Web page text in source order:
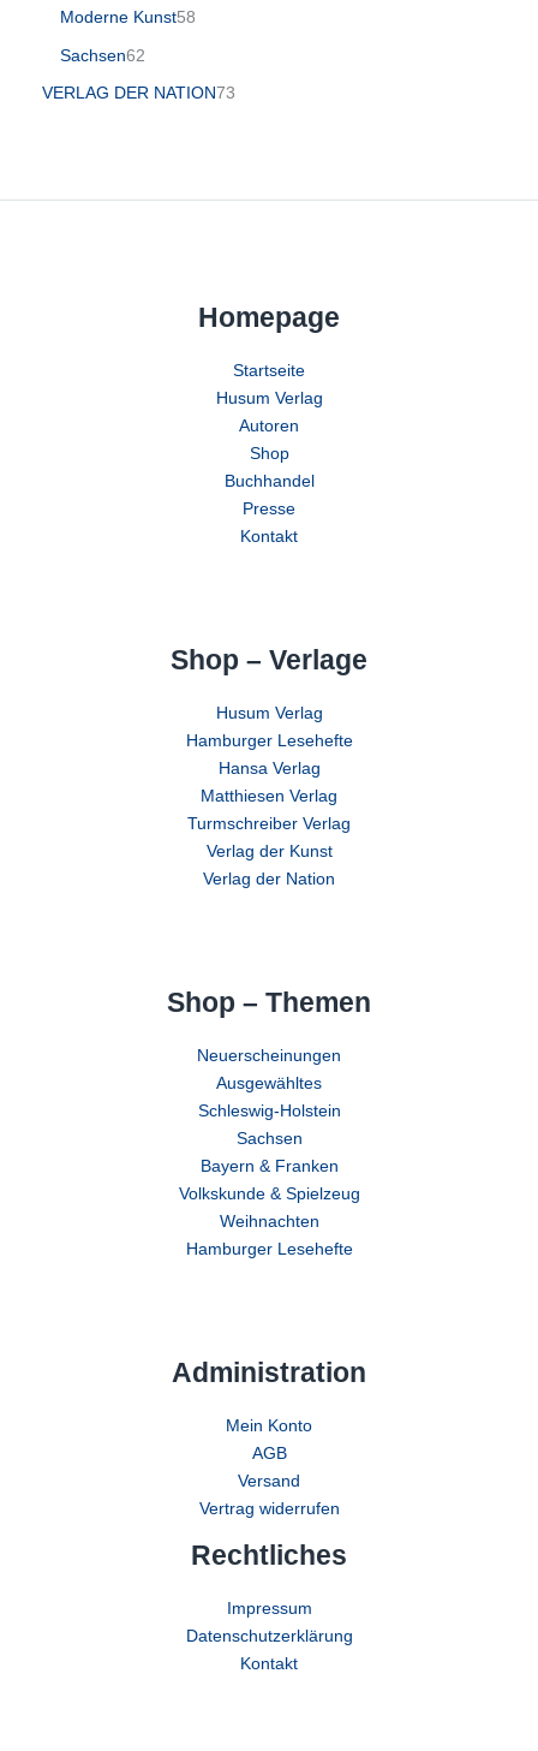
Moderne Kunst58
Sachsen62
VERLAG DER NATION73
Homepage
Startseite
Husum Verlag
Autoren
Shop
Buchhandel
Presse
Kontakt
Shop – Verlage
Husum Verlag
Hamburger Lesehefte
Hansa Verlag
Matthiesen Verlag
Turmschreiber Verlag
Verlag der Kunst
Verlag der Nation
Shop – Themen
Neuerscheinungen
Ausgewähltes
Schleswig-Holstein
Sachsen
Bayern & Franken
Volkskunde & Spielzeug
Weihnachten
Hamburger Lesehefte
Administration
Mein Konto
AGB
Versand
Vertrag widerrufen
Rechtliches
Impressum
Datenschutzerklärung
Kontakt